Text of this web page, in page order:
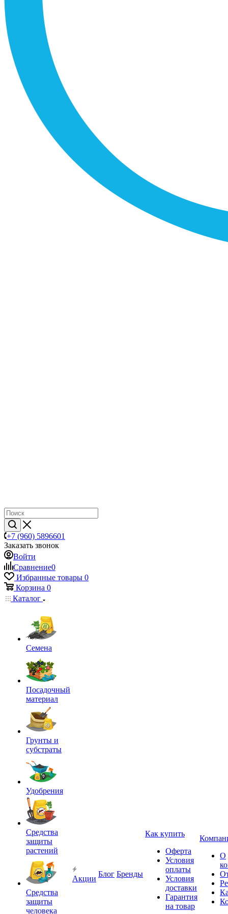
+7 (960) 5896601
Заказать звонок
Войти
Сравнение0
Избранные товары 0
Корзина 0
Каталог
Семена
Посадочный
материал
Грунты и
субстраты
Удобрения
Средства
защиты
растений
Средства
защиты
человека
Акции
Блог Бренды
Как купить
Оферта
Условия
оплаты
Условия
доставки
Гарантия
на товар
О